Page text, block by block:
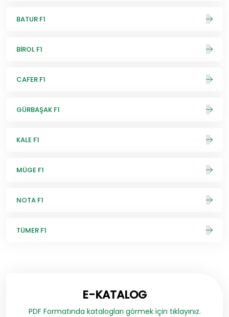
BATUR F1
BİROL F1
CAFER F1
GÜRBAŞAK F1
KALE F1
MÜGE F1
NOTA F1
TÜMER F1
E-KATALOG
PDF Formatında katalogları görmek için tıklayınız.